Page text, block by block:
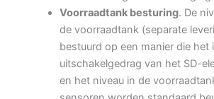
Voorraadtank besturing. De
de voorraadtank (separate
bestuurd op een manier die het
uitschakelgedrag van het SD-
en het niveau in de